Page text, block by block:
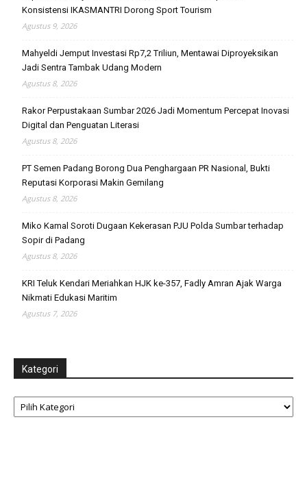
Konsistensi IKASMANTRI Dorong Sport Tourism
Agustus 9, 2026
Mahyeldi Jemput Investasi Rp7,2 Triliun, Mentawai Diproyeksikan
Jadi Sentra Tambak Udang Modern
Agustus 8, 2026
Rakor Perpustakaan Sumbar 2026 Jadi Momentum Percepat Inovasi
Digital dan Penguatan Literasi
Agustus 8, 2026
PT Semen Padang Borong Dua Penghargaan PR Nasional, Bukti
Reputasi Korporasi Makin Gemilang
Agustus 8, 2026
Miko Kamal Soroti Dugaan Kekerasan PJU Polda Sumbar terhadap
Sopir di Padang
Agustus 8, 2026
KRI Teluk Kendari Meriahkan HJK ke-357, Fadly Amran Ajak Warga
Nikmati Edukasi Maritim
Agustus 7, 2026
Kategori
Kategori